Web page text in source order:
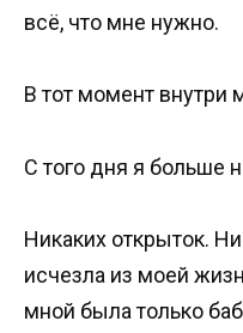
всё, что мне нужно.
В тот момент внутри
С того дня я больше
Никаких открыток.
исчезла из моей
мной была только